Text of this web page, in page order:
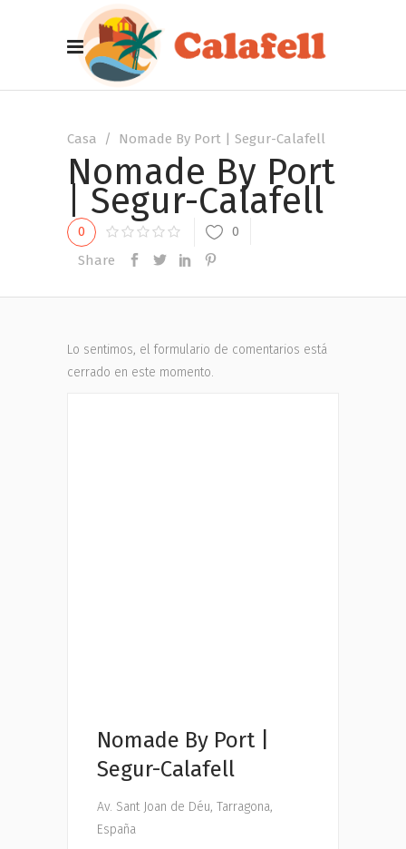
Casa / Nomade By Port | Segur-Calafell
Nomade By Port
| Segur-Calafell
0 0
Share
Lo sentimos, el formulario de comentarios está
cerrado en este momento.
Nomade By Port |
Segur-Calafell
Av. Sant Joan de Déu, Tarragona,
España